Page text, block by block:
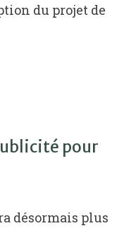
du projet de
pour
désormais plus